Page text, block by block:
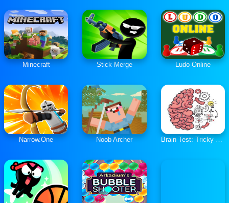
Minecraft Stick Merge Ludo Online
Narrow.One Noob Archer Brain Test: Tricky Puzzles